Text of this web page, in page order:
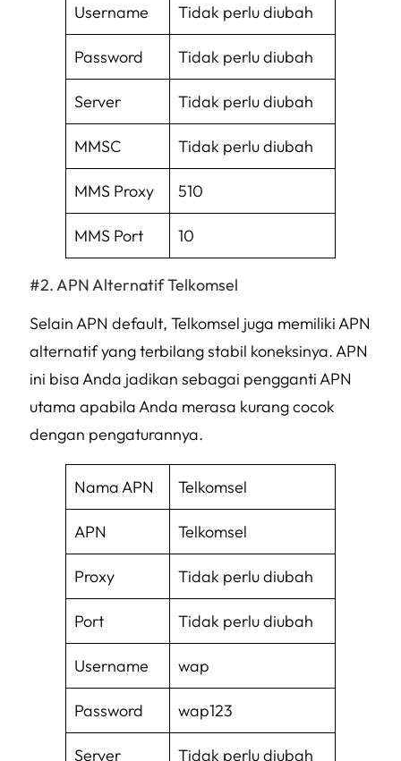
Username Tidak perlu diubah
Password Tidak perlu diubah
Server Tidak perlu diubah
MMSC Tidak perlu diubah
MMS Proxy 510
MMS Port 10
APN Alternatif Telkomsel
Selain APN default, Telkomsel juga memiliki APN
alternatif yang terbilang stabil koneksinya. APN
ini bisa Anda jadikan sebagai pengganti APN
utama apabila Anda merasa kurang cocok
dengan pengaturannya.
Nama APN Telkomsel
APN Telkomsel
Proxy Tidak perlu diubah
Port Tidak perlu diubah
Username wap
Password wap123
Server Tidak perlu diubah